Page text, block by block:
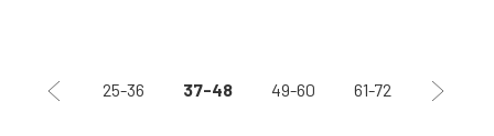
25-36 37-48 49-60 61-72